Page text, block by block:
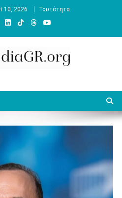
10, 2026 Ταυτότητα